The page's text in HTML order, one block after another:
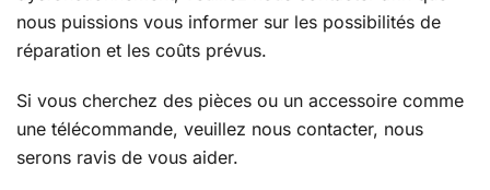
nous puissions vous informer sur les possibilités de
réparation et les coûts prévus.
Si vous cherchez des pièces ou un accessoire comme
une télécommande, veuillez nous contacter, nous
serons ravis de vous aider.